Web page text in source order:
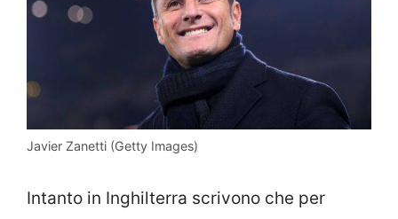
Javier Zanetti (Getty Images)
Intanto in Inghilterra scrivono che per